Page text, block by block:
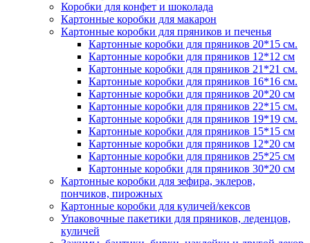
Коробки для конфет и шоколада
Картонные коробки для макарон
Картонные коробки для пряников и печенья
Картонные коробки для пряников 20*15 см.
Картонные коробки для пряников 12*12 см
Картонные коробки для пряников 21*21 см.
Картонные коробки для пряников 16*16 см.
Картонные коробки для пряников 20*20 см
Картонные коробки для пряников 22*15 см.
Картонные коробки для пряников 19*19 см.
Картонные коробки для пряников 15*15 см
Картонные коробки для пряников 12*20 см
Картонные коробки для пряников 25*25 см
Картонные коробки для пряников 30*20 см
Картонные коробки для зефира, эклеров,
пончиков, пирожных
Картонные коробки для куличей/кексов
Упаковочные пакетики для пряников, леденцов,
куличей